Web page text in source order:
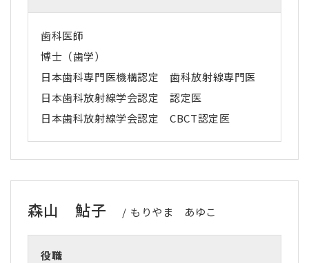
歯科医師
博士（歯学）
日本歯科専門医機構認定 歯科放射線専門医
日本歯科放射線学会認定 認定医
日本歯科放射線学会認定 CBCT認定医
森山 鮎子 もりやま あゆこ
役職